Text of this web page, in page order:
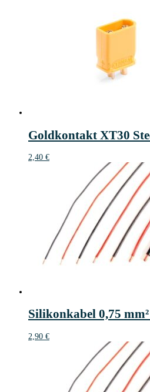
Goldkontakt XT30
2,40 €
Silikonkabel 0,75
2,90 €